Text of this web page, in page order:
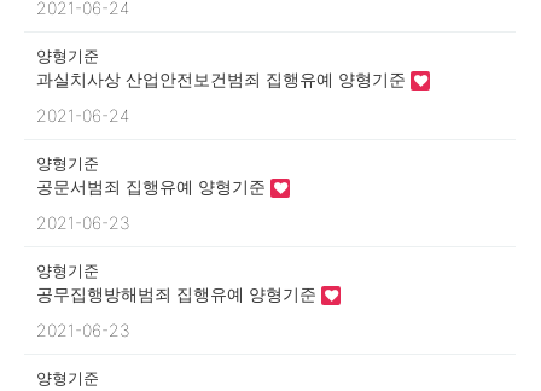
2021-06-24
양형기준
과실치사상 산업안전보건범죄 집행유예 양형기준
2021-06-24
양형기준
공문서범죄 집행유예 양형기준
2021-06-23
양형기준
공무집행방해범죄 집행유예 양형기준
2021-06-23
양형기준